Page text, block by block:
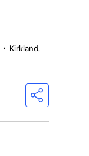
• Kirkland,